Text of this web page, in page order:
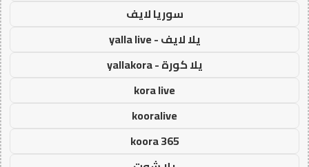
سوريا لايف
يلا لايف - yalla live
يلا كورة - yallakora
kora live
kooralive
koora 365